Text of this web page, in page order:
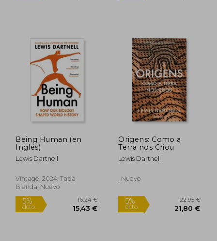
dcto.
5%
dcto.
Being Human (en
Inglés)
Lewis Dartnell
Vintage, 2024, Tapa
Blanda, Nuevo
Origens: Como a
Terra nos Criou
Lewis Dartnell
, Nuevo